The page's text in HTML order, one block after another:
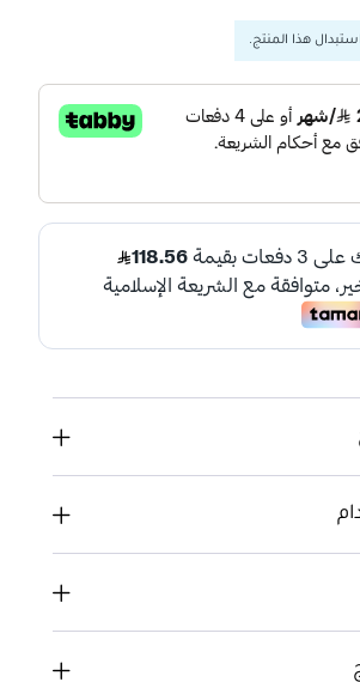
هذا المنتج.